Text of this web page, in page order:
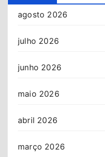
agosto 2026
julho 2026
junho 2026
maio 2026
abril 2026
março 2026